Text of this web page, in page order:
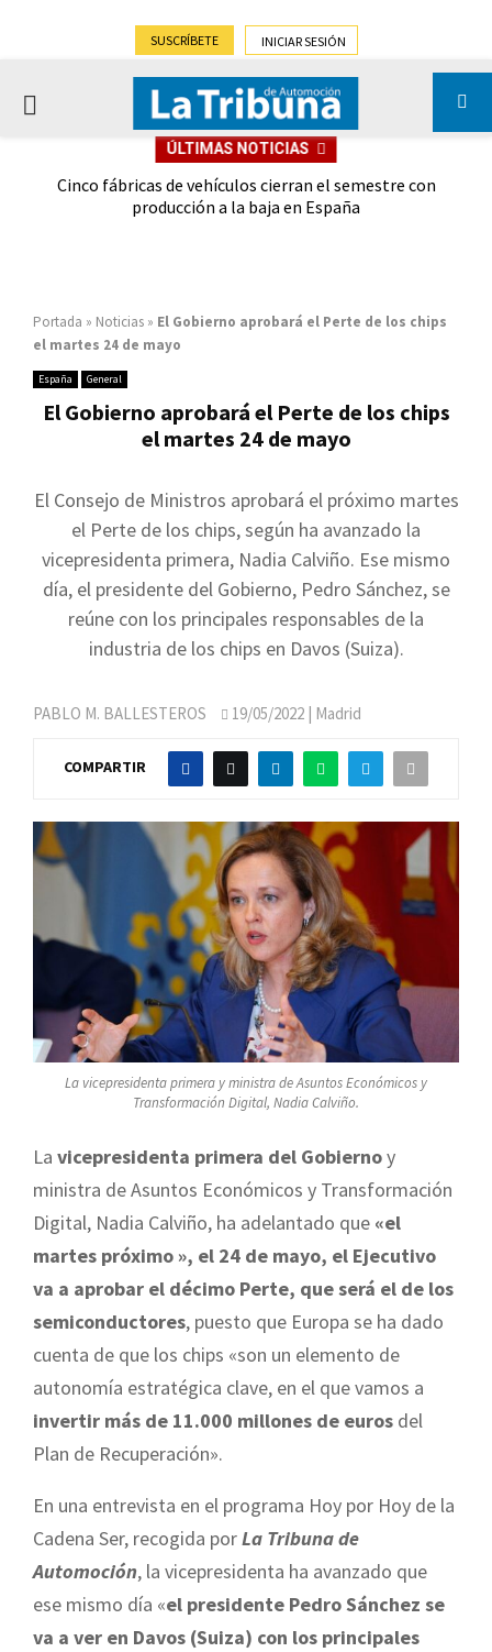
SUSCRÍBETE INICIAR SESIÓN
PRIMARY
ÚLTIMAS NOTICIAS
Cinco fábricas de vehículos cierran el semestre con
producción a la baja en España
Portada » Noticias » El Gobierno aprobará el Perte de los chips
el martes 24 de mayo
España General
El Gobierno aprobará el Perte de los chips
el martes 24 de mayo
El Consejo de Ministros aprobará el próximo martes
el Perte de los chips, según ha avanzado la
vicepresidenta primera, Nadia Calviño. Ese mismo
día, el presidente del Gobierno, Pedro Sánchez, se
reúne con los principales responsables de la
industria de los chips en Davos (Suiza).
PABLO M. BALLESTEROS 19/05/2022 | Madrid
COMPARTIR
La vicepresidenta primera y ministra de Asuntos Económicos y
Transformación Digital, Nadia Calviño.
La vicepresidenta primera del Gobiernoy
ministra de Asuntos Económicos y Transformación
Digital, Nadia Calviño, ha adelantado que «el
martes próximo », el 24 de mayo, el Ejecutivo
va a aprobar el décimo Perte, que será el de los
semiconductores, puesto que Europa se ha dado
cuenta de que los chips «son un elemento de
autonomía estratégica clave, en el que vamos a
invertir más de 11.000 millones de euros del
Plan de Recuperación».
En una entrevista en el programa Hoy por Hoy de la
Cadena Ser, recogida porLa Tribuna de
Automoción, la vicepresidenta ha avanzado que
ese mismo día «el presidente Pedro Sánchez se
va a ver en Davos (Suiza) con los principales